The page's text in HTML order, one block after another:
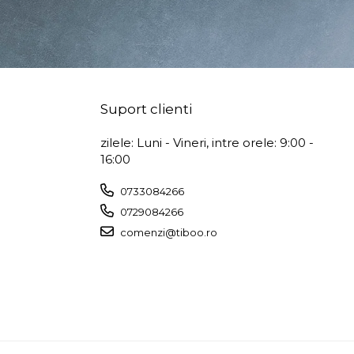
Suport clienti
zilele: Luni - Vineri, intre orele: 9:00 -
16:00
0733084266
0729084266
comenzi@tiboo.ro